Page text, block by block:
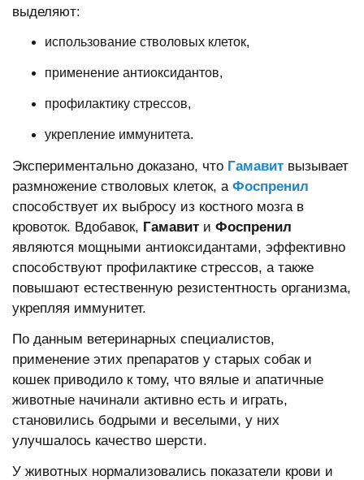
выделяют:
использование стволовых клеток,
применение антиоксидантов,
профилактику стрессов,
укрепление иммунитета.
Экспериментально доказано, что Гамавит вызывает
размножение стволовых клеток, а Фоспренил
способствует их выбросу из костного мозга в
кровоток. Вдобавок, Гамавит и Фоспренил
являются мощными антиоксидантами, эффективно
способствуют профилактике стрессов, а также
повышают естественную резистентность организма,
укрепляя иммунитет.
По данным ветеринарных специалистов,
применение этих препаратов у старых собак и
кошек приводило к тому, что вялые и апатичные
животные начинали активно есть и играть,
становились бодрыми и веселыми, у них
улучшалось качество шерсти.
У животных нормализовались показатели крови и